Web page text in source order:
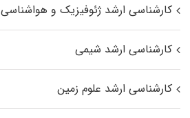
کارشناسی ارشد ژئوفیزیک و هواشناسی
کارشناسی ارشد شیمی
کارشناسی ارشد علوم زمین